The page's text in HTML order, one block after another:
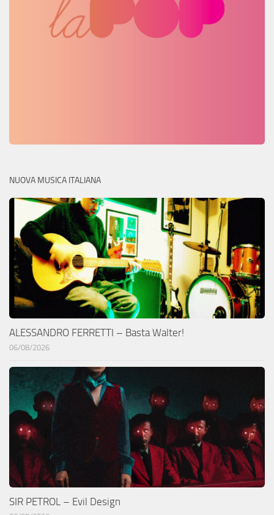
NUOVA MUSICA ITALIANA
ALESSANDRO FERRETTI – Basta Walter!
06/08/2026
SIR PETROL – Evil Design